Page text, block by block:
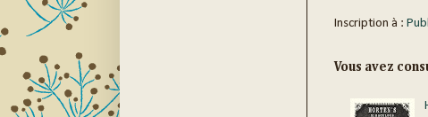
Inscription à :
Vous avez